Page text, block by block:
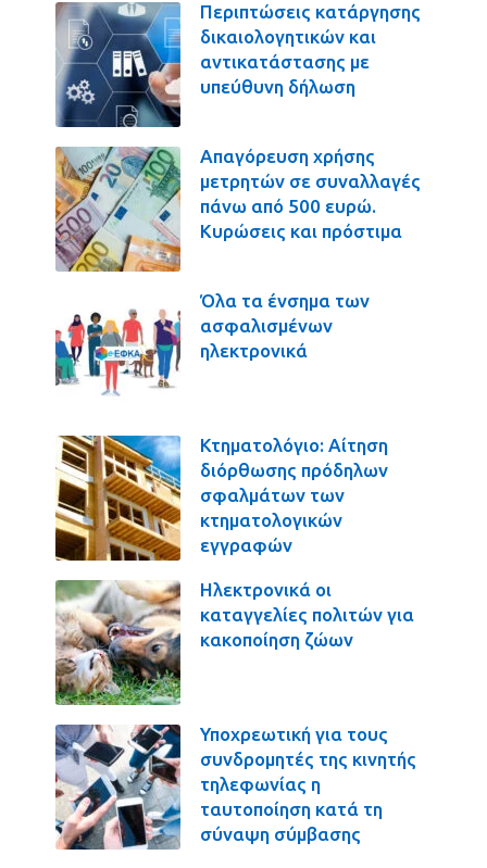
Περιπτώσεις κατάργησης
δικαιολογητικών και
αντικατάστασης με
υπεύθυνη δήλωση
Απαγόρευση χρήσης
μετρητών σε συναλλαγές
πάνω από 500 ευρώ.
Κυρώσεις και πρόστιμα
Όλα τα ένσημα των
ασφαλισμένων
ηλεκτρονικά
Κτηματολόγιο: Αίτηση
διόρθωσης πρόδηλων
σφαλμάτων των
κτηματολογικών
εγγραφών
Ηλεκτρονικά οι
καταγγελίες πολιτών για
κακοποίηση ζώων
Υποχρεωτική για τους
συνδρομητές της κινητής
τηλεφωνίας η
ταυτοποίηση κατά τη
σύναψη σύμβασης